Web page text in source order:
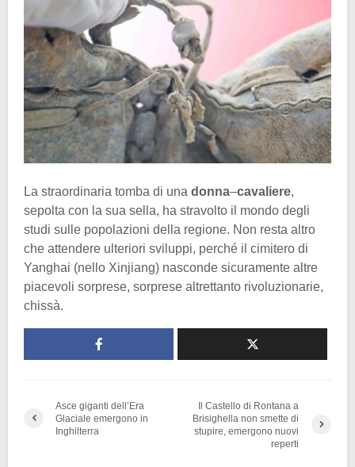
La straordinaria tomba di una donna–cavaliere,
sepolta con la sua sella, ha stravolto il mondo degli
studi sulle popolazioni della regione. Non resta altro
che attendere ulteriori sviluppi, perché il cimitero di
Yanghai (nello Xinjiang) nasconde sicuramente altre
piacevoli sorprese, sorprese altrettanto rivoluzionarie,
chissà.
Asce giganti dell’Era
Glaciale emergono in
Inghilterra
Il Castello di Rontana a
Brisighella non smette di
stupire, emergono nuovi
reperti